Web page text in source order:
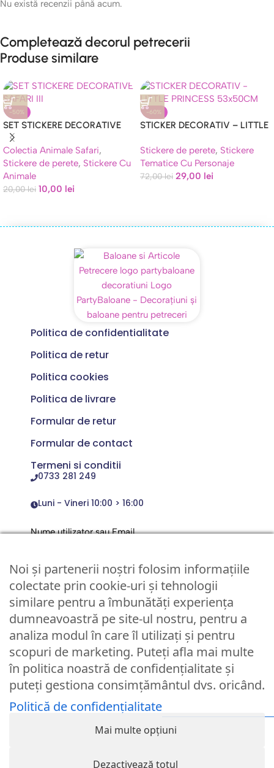
Nu există recenzii până acum.
Completează decorul petrecerii
Produse similare
-50%
SET STICKERE DECORATIVE
SAFARI III
Colectia Animale Safari,
Stickere de perete, Stickere Cu
Animale
20,00lei 10,00 lei
-60%
STICKER DECORATIV – LITTLE
Stickere de perete, Stickere
Tematice Cu Personaje
72,00lei 29,00 lei
Politica de confidentialitate
Politica de retur
Politica cookies
Politica de livrare
Formular de retur
Formular de contact
Termeni si conditii
0733 281 249
Luni - Vineri 10:00 > 16:00
Nume utilizator sau Email
Parola
Remember Me
Logare
Lost your password?
© Partybaloane.ro - Toate drepturile rezervate. ™
Noi și partenerii noștri folosim informațiile
colectate prin cookie-uri și tehnologii
similare pentru a îmbunătăți experiența
dumneavoastră pe site-ul nostru, pentru a
analiza modul în care îl utilizați și pentru
scopuri de marketing. Puteți afla mai multe
în politica noastră de confidențialitate și
puteți gestiona consimțământul dvs. oricând.
Politică de confidențialitate
Mai multe opțiuni
Dezactivează totul